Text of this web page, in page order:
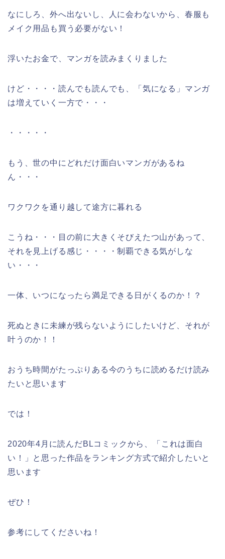
なにしろ、外へ出ないし、人に会わないから、春服も
メイク用品も買う必要がない！
浮いたお金で、マンガを読みまくりました
けど・・・・読んでも読んでも、「気になる」マンガ
は増えていく一方で・・・
・・・・・
もう、世の中にどれだけ面白いマンガがあるね
ん・・・
ワクワクを通り越して途方に暮れる
こうね・・・目の前に大きくそびえたつ山があって、
それを見上げる感じ・・・・制覇できる気がしな
い・・・
一体、いつになったら満足できる日がくるのか！？
死ぬときに未練が残らないようにしたいけど、それが
叶うのか！！
おうち時間がたっぷりある今のうちに読めるだけ読み
たいと思います
では！
2020年4月に読んだBLコミックから、「これは面白
い！」と思った作品をランキング方式で紹介したいと
思います
ぜひ！
参考にしてくださいね！